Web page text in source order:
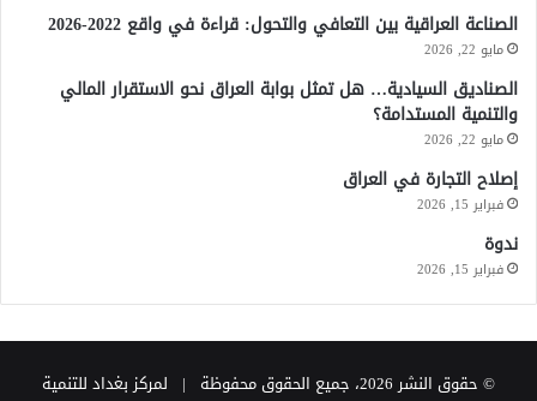
الصناعة العراقية بين التعافي والتحول: قراءة في واقع 2022-2026
مايو 22, 2026
الصناديق السيادية… هل تمثل بوابة العراق نحو الاستقرار المالي
والتنمية المستدامة؟
مايو 22, 2026
إصلاح التجارة في العراق
فبراير 15, 2026
ندوة
فبراير 15, 2026
© حقوق النشر 2026، جميع الحقوق محفوظة | لمركز بغداد للتنمية